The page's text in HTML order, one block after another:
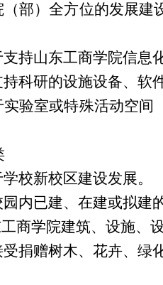
部）全方位的发展
持山东工商学院信息
科研的设施设备、软
验室或特殊活动空
校新校区建设发展。
内已建、在建或拟
商学院建筑、设施、
捐赠树木、花卉、绿化